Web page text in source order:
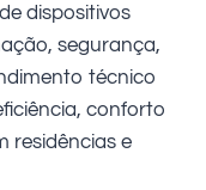
dispositivos
segurança,
técnico
conforto
residências e